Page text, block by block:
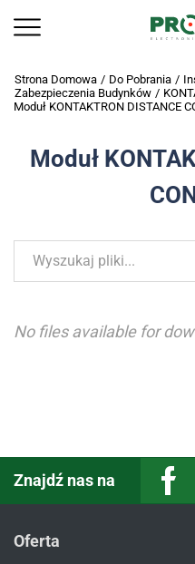
Strona Domowa / Do Pobrania /
Zabezpieczenia Budynków /
Moduł KONTAKTRON DISTANCE
Moduł
No files available for
Znajdź nas na
Oferta